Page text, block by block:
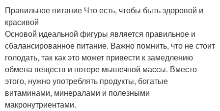
Правильное питание Что есть, чтобы быть здоровой и
красивой
Основой идеальной фигуры является правильное и
сбалансированное питание. Важно помнить, что не стоит
голодать, так как это может привести к замедлению
обмена веществ и потере мышечной массы. Вместо
этого, нужно употреблять продукты, богатые
витаминами, минералами и полезными
макронутриентами.